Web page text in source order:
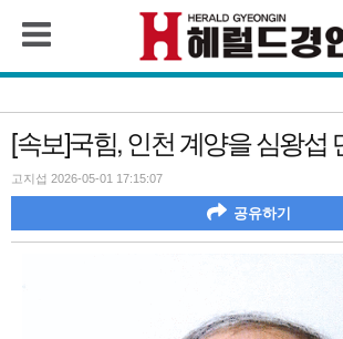
[속보]국힘, 인천 계양을 심왕섭
고지섭 2026-05-01 17:15:07
공유하기